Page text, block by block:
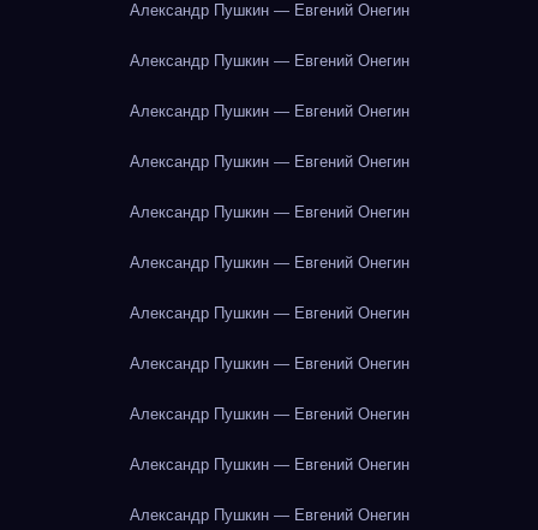
Александр Пушкин — Евгений Онегин
Александр Пушкин — Евгений Онегин
Александр Пушкин — Евгений Онегин
Александр Пушкин — Евгений Онегин
Александр Пушкин — Евгений Онегин
Александр Пушкин — Евгений Онегин
Александр Пушкин — Евгений Онегин
Александр Пушкин — Евгений Онегин
Александр Пушкин — Евгений Онегин
Александр Пушкин — Евгений Онегин
Александр Пушкин — Евгений Онегин